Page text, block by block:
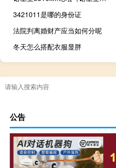
3421011是哪的身份证
法院判离婚财产应当如何分呢
冬天怎么搭配衣服显胖
公告